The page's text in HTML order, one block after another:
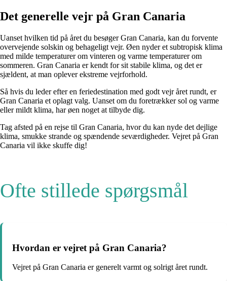
Det generelle vejr på Gran Canaria
Uanset hvilken tid på året du besøger Gran Canaria, kan du forvente
overvejende solskin og behageligt vejr. Øen nyder et subtropisk klima
med milde temperaturer om vinteren og varme temperaturer om
sommeren. Gran Canaria er kendt for sit stabile klima, og det er
sjældent, at man oplever ekstreme vejrforhold.
Så hvis du leder efter en feriedestination med godt vejr året rundt, er
Gran Canaria et oplagt valg. Uanset om du foretrækker sol og varme
eller mildt klima, har øen noget at tilbyde dig.
Tag afsted på en rejse til Gran Canaria, hvor du kan nyde det dejlige
klima, smukke strande og spændende seværdigheder. Vejret på Gran
Canaria vil ikke skuffe dig!
Ofte stillede spørgsmål
Hvordan er vejret på Gran Canaria?
Vejret på Gran Canaria er generelt varmt og solrigt året rundt.